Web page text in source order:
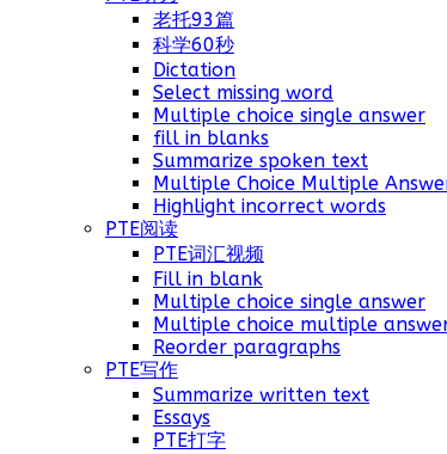
老托93篇
科学60秒
Dictation
Select missing word
Multiple choice single answer
fill in blanks
Summarize spoken text
Multiple Choice Multiple
Highlight incorrect words
PTE阅读
PTE词汇视频
Fill in blank
Multiple choice single answer
Multiple choice multiple
Reorder paragraphs
PTE写作
Summarize written text
Essays
PTE打字